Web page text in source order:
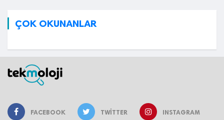
ÇOK OKUNANLAR
FACEBOOK TWITTER INSTAGRAM